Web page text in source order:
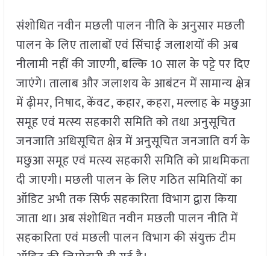
संशोधित नवीन मछली पालन नीति के अनुसार मछली
पालन के लिए तालाबों एवं सिंचाई जलाशयों की अब
नीलामी नहीं की जाएगी, बल्कि 10 साल के पट्टे पर दिए
जाएंगे। तालाब और जलाशय के आबंटन में सामान्य क्षेत्र
में ढ़ीमर, निषाद, केंवट, कहार, कहरा, मल्लाह के मछुआ
समूह एवं मत्स्य सहकारी समिति को तथा अनुसूचित
जनजाति अधिसूचित क्षेत्र में अनुसूचित जनजाति वर्ग के
मछुआ समूह एवं मत्स्य सहकारी समिति को प्राथमिकता
दी जाएगी। मछली पालन के लिए गठित समितियों का
ऑडिट अभी तक सिर्फ सहकारिता विभाग द्वारा किया
जाता था। अब संशोधित नवीन मछली पालन नीति में
सहकारिता एवं मछली पालन विभाग की संयुक्त टीम